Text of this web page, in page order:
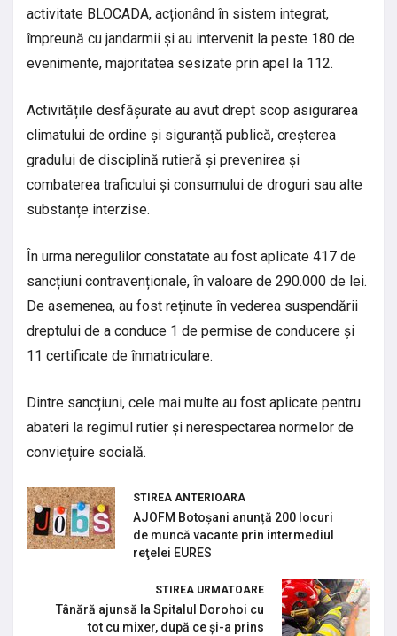
activitate BLOCADA, acționând în sistem integrat,
împreună cu jandarmii și au intervenit la peste 180 de
evenimente, majoritatea sesizate prin apel la 112.
Activitățile desfășurate au avut drept scop asigurarea
climatului de ordine și siguranță publică, creșterea
gradului de disciplină rutieră și prevenirea și
combaterea traficului și consumului de droguri sau alte
substanțe interzise.
În urma neregulilor constatate au fost aplicate 417 de
sancțiuni contravenționale, în valoare de 290.000 de lei.
De asemenea, au fost reținute în vederea suspendării
dreptului de a conduce 1 de permise de conducere și
11 certificate de înmatriculare.
Dintre sancțiuni, cele mai multe au fost aplicate pentru
abateri la regimul rutier și nerespectarea normelor de
conviețuire socială.
STIREA ANTERIOARA
AJOFM Botoșani anunță 200 locuri
de muncă vacante prin intermediul
reţelei EURES
STIREA URMATOARE
Tânără ajunsă la Spitalul Dorohoi cu
tot cu mixer, după ce și-a prins